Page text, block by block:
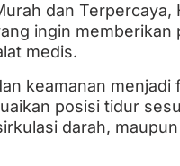
dan Terpercaya,
ingin
medis.
keamanan
posisi tidur
darah,